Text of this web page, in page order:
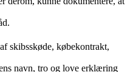
skibsskøde, købekontrakt,
navn, tro og love erklæring